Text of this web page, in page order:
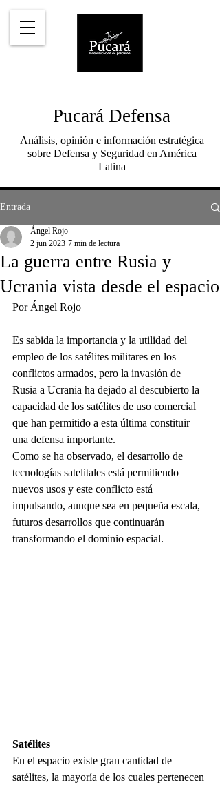
Pucará Defensa
Análisis, opinión e información estratégica
sobre Defensa y Seguridad en América
Latina
Entrada
La guerra entre Rusia y
Ucrania vista desde el espacio
Ángel Rojo
2 jun 2023 7 min de lectura
Por Ángel Rojo
Es sabida la importancia y la utilidad del
empleo de los satélites militares en los
conflictos armados, pero la invasión de
Rusia a Ucrania ha dejado al descubierto la
capacidad de los satélites de uso comercial
que han permitido a esta última constituir
una defensa importante.
Como se ha observado, el desarrollo de
tecnologías satelitales está permitiendo
nuevos usos y este conflicto está
impulsando, aunque sea en pequeña escala,
futuros desarrollos que continuarán
transformando el dominio espacial.
Satélites
En el espacio existe gran cantidad de
satélites, la mayoría de los cuales pertenecen